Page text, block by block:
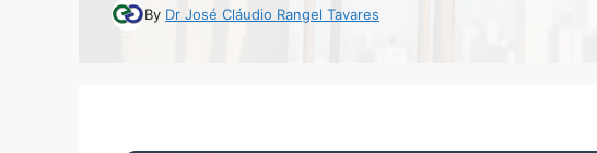
By Dr José Cláudio Rangel Tavares